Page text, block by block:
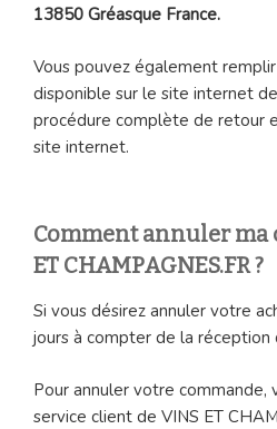
13850 Gréasque France.
Vous pouvez également
disponible sur le site internet
procédure complète de retour
site internet.
Comment annuler ma
ET CHAMPAGNES.FR ?
Si vous désirez annuler votre
jours à compter de la
Pour annuler votre commande,
service client de VINS ET